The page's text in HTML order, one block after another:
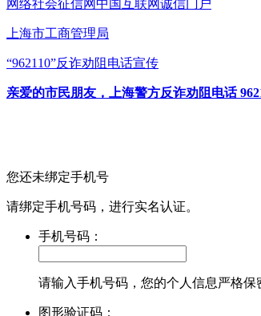
网络社会征信网中国互联网诚信门户
上海市工商管理局
“962110”反诈劝阻电话宣传
亲爱的市民朋友，上海警方反诈劝阻电话
您还未绑定手机号
请绑定手机号码，进行实名认证。
手机号码：
请输入手机号码，您的个人信息严格保
图形验证码：